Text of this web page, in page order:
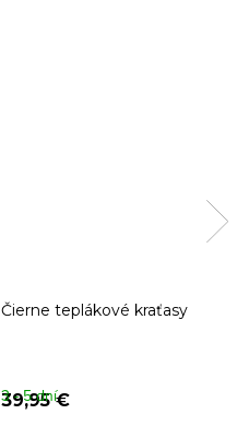
Čierne teplákové kraťasy
39,95 €
3 - 5 dní